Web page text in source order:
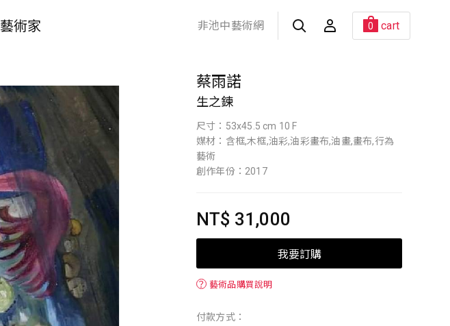
藝術家 非池中藝術網 0 cart
蔡雨諾
生之鍊
尺寸：53x45.5 cm 10 F
媒材：含框,木框,油彩,油彩畫布,油畫,畫布,行為
藝術
創作年份：2017
NT$ 31,000
我要訂購
？ 藝術品購買說明
付款方式：